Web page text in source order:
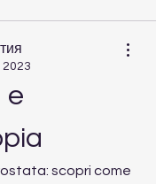
e
scopri come